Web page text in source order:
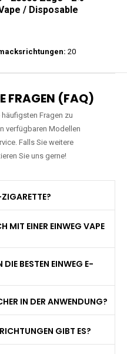
/ Disposable
20
FRAGEN (FAQ)
Fragen zu
verfügbaren Modellen
Falls Sie weitere
Sie uns gerne!
MIT EINER EINWEG VAPE
DIE BESTEN EINWEG E-
IN DER ANWENDUNG?
GIBT ES?